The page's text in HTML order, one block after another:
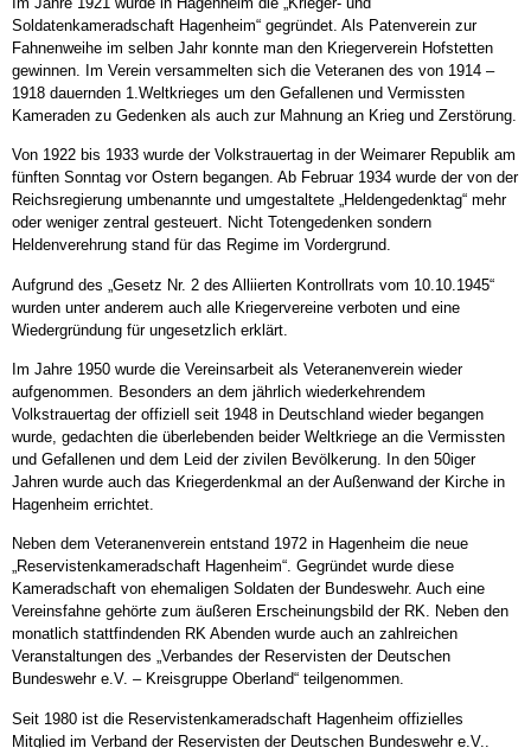
Soldatenkameradschaft Hagenheim“ gegründet. Als Patenverein zur
Fahnenweihe im selben Jahr konnte man den Kriegerverein Hofstetten
gewinnen. Im Verein versammelten sich die Veteranen des von 1914 –
1918 dauernden 1.Weltkrieges um den Gefallenen und Vermissten
Kameraden zu Gedenken als auch zur Mahnung an Krieg und Zerstörung.
Von 1922 bis 1933 wurde der Volkstrauertag in der Weimarer Republik am
fünften Sonntag vor Ostern begangen. Ab Februar 1934 wurde der von der
Reichsregierung umbenannte und umgestaltete „Heldengedenktag“ mehr
oder weniger zentral gesteuert. Nicht Totengedenken sondern
Heldenverehrung stand für das Regime im Vordergrund.
Aufgrund des „Gesetz Nr. 2 des Alliierten Kontrollrats vom 10.10.1945“
wurden unter anderem auch alle Kriegervereine verboten und eine
Wiedergründung für ungesetzlich erklärt.
Im Jahre 1950 wurde die Vereinsarbeit als Veteranenverein wieder
aufgenommen. Besonders an dem jährlich wiederkehrendem
Volkstrauertag der offiziell seit 1948 in Deutschland wieder begangen
wurde, gedachten die überlebenden beider Weltkriege an die Vermissten
und Gefallenen und dem Leid der zivilen Bevölkerung. In den 50iger
Jahren wurde auch das Kriegerdenkmal an der Außenwand der Kirche in
Hagenheim errichtet.
Neben dem Veteranenverein entstand 1972 in Hagenheim die neue
„Reservistenkameradschaft Hagenheim“. Gegründet wurde diese
Kameradschaft von ehemaligen Soldaten der Bundeswehr. Auch eine
Vereinsfahne gehörte zum äußeren Erscheinungsbild der RK. Neben den
monatlich stattfindenden RK Abenden wurde auch an zahlreichen
Veranstaltungen des „Verbandes der Reservisten der Deutschen
Bundeswehr e.V. – Kreisgruppe Oberland“ teilgenommen.
Seit 1980 ist die Reservistenkameradschaft Hagenheim offizielles
Mitglied im Verband der Reservisten der Deutschen Bundeswehr e.V..